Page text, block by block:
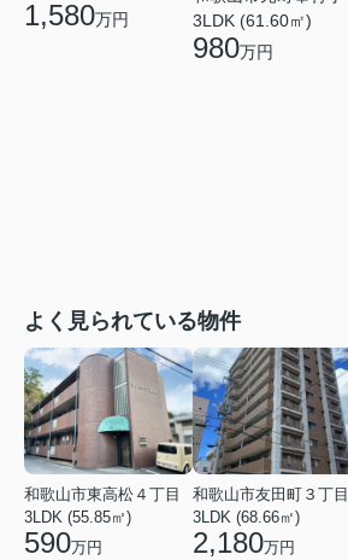
1,580万円
3LDK (61.60㎡)
980万円
よく見られている物件
和歌山市東高松４丁目
3LDK (55.85㎡)
590万円
和歌山市友田町３丁目
3LDK (68.66㎡)
2,180万円